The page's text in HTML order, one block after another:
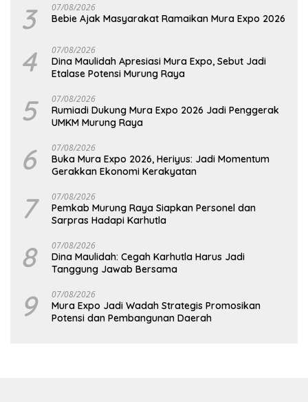
3 07/08/2026
Bebie Ajak Masyarakat Ramaikan Mura Expo 2026
4 07/08/2026
Dina Maulidah Apresiasi Mura Expo, Sebut Jadi
Etalase Potensi Murung Raya
5 07/08/2026
Rumiadi Dukung Mura Expo 2026 Jadi Penggerak
UMKM Murung Raya
6 07/08/2026
Buka Mura Expo 2026, Heriyus: Jadi Momentum
Gerakkan Ekonomi Kerakyatan
7 07/08/2026
Pemkab Murung Raya Siapkan Personel dan
Sarpras Hadapi Karhutla
8 07/08/2026
Dina Maulidah: Cegah Karhutla Harus Jadi
Tanggung Jawab Bersama
9 07/08/2026
Mura Expo Jadi Wadah Strategis Promosikan
Potensi dan Pembangunan Daerah